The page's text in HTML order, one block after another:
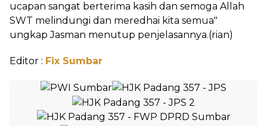
ucapan sangat berterima kasih dan semoga Allah
SWT melindungi dan meredhai kita semua"
ungkap Jasman menutup penjelasannya.(rian)
Editor : Fix Sumbar